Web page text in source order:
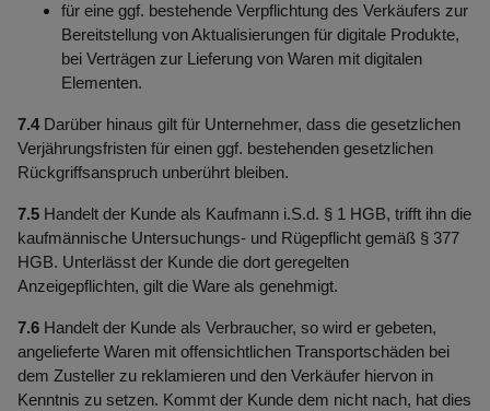
für eine ggf. bestehende Verpflichtung des Verkäufers zur
Bereitstellung von Aktualisierungen für digitale Produkte,
bei Verträgen zur Lieferung von Waren mit digitalen
Elementen.
7.4Darüber hinaus gilt für Unternehmer, dass die gesetzlichen
Verjährungsfristen für einen ggf. bestehenden gesetzlichen
Rückgriffsanspruch unberührt bleiben.
7.5 Handelt der Kunde als Kaufmann i.S.d. § 1 HGB, trifft ihn die
kaufmännische Untersuchungs- und Rügepflicht gemäß § 377
HGB. Unterlässt der Kunde die dort geregelten
Anzeigepflichten, gilt die Ware als genehmigt.
7.6 Handelt der Kunde als Verbraucher, so wird er gebeten,
angelieferte Waren mit offensichtlichen Transportschäden bei
dem Zusteller zu reklamieren und den Verkäufer hiervon in
Kenntnis zu setzen. Kommt der Kunde dem nicht nach, hat dies